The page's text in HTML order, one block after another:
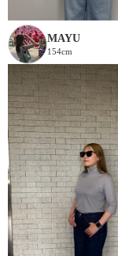
MAYU
154cm